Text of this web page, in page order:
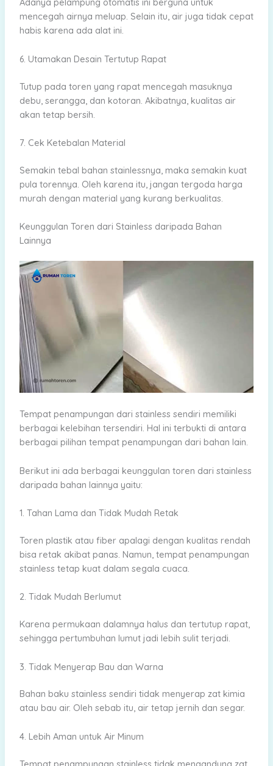
Adanya pelampung otomatis ini berguna untuk
mencegah airnya meluap. Selain itu, air juga tidak cepat
habis karena ada alat ini.
6. Utamakan Desain Tertutup Rapat
Tutup pada toren yang rapat mencegah masuknya
debu, serangga, dan kotoran. Akibatnya, kualitas air
akan tetap bersih.
7. Cek Ketebalan Material
Semakin tebal bahan stainlessnya, maka semakin kuat
pula torennya. Oleh karena itu, jangan tergoda harga
murah dengan material yang kurang berkualitas.
Keunggulan Toren dari Stainless daripada Bahan
Lainnya
Tempat penampungan dari stainless sendiri memiliki
berbagai kelebihan tersendiri. Hal ini terbukti di antara
berbagai pilihan tempat penampungan dari bahan lain.
Berikut ini ada berbagai keunggulan toren dari stainless
daripada bahan lainnya yaitu:
1. Tahan Lama dan Tidak Mudah Retak
Toren plastik atau fiber apalagi dengan kualitas rendah
bisa retak akibat panas. Namun, tempat penampungan
stainless tetap kuat dalam segala cuaca.
2. Tidak Mudah Berlumut
Karena permukaan dalamnya halus dan tertutup rapat,
sehingga pertumbuhan lumut jadi lebih sulit terjadi.
3. Tidak Menyerap Bau dan Warna
Bahan baku stainless sendiri tidak menyerap zat kimia
atau bau air. Oleh sebab itu, air tetap jernih dan segar.
4. Lebih Aman untuk Air Minum
Tempat penampungan stainless tidak mengandung zat